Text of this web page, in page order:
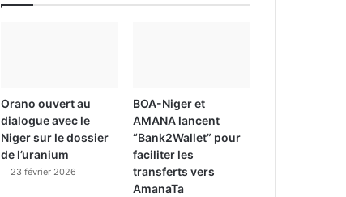
Orano ouvert au
dialogue avec le
Niger sur le dossier
de l’uranium
23 février 2026
BOA-Niger et
AMANA lancent
“Bank2Wallet” pour
faciliter les
transferts vers
AmanaTa